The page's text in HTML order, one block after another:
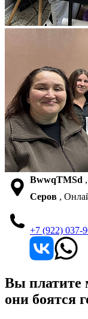
BwwqTMSd
Серов ,
+7 (922) 037-
Вы платите
они боятся